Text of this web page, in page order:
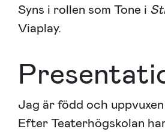
Syns i rollen som Tone i
Viaplay.
Jag är född och
Efter Teaterhögskolan